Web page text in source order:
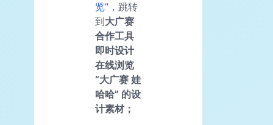
览”，跳转
到大广赛
合作工具
即时设计
在线浏览
“大广赛 娃
哈哈” 的设
计素材；